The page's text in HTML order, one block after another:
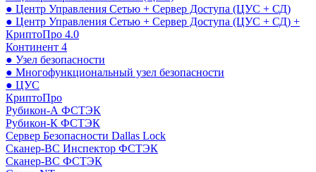
● Центр Управления Сетью + Сервер Доступа (ЦУС + СД)
● Центр Управления Сетью + Сервер Доступа (ЦУС + СД) +
КриптоПро 4.0
Континент 4
● Узел безопасности
● Многофункциональный узел безопасности
● ЦУС
КриптоПро
Рубикон-А ФСТЭК
Рубикон-К ФСТЭК
Сервер Безопасности Dallas Lock
Сканер-ВС Инспектор ФСТЭК
Сканер-ВС ФСТЭК